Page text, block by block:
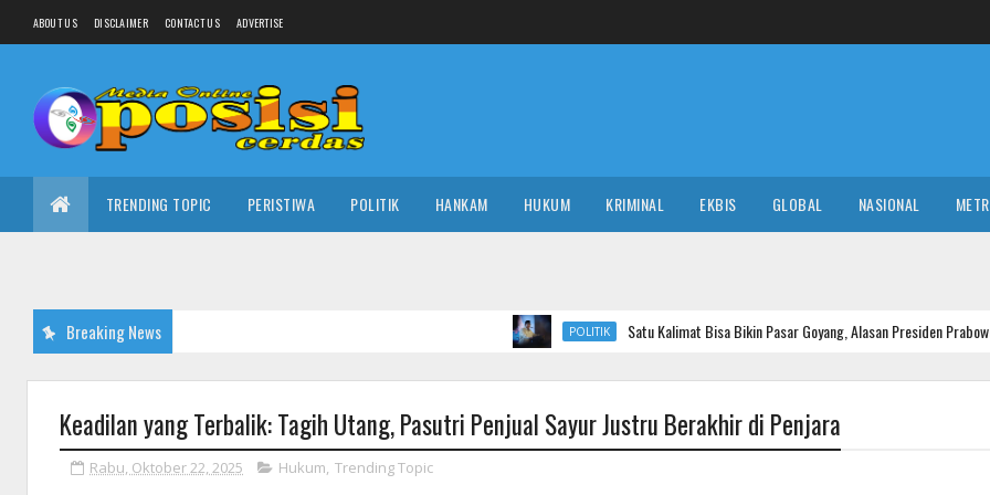
ABOUT US DISCLAIMER CONTACT US ADVERTISE
TRENDING TOPIC PERISTIWA POLITIK HANKAM HUKUM KRIMINAL EKBIS GLOBAL NASIONAL
Breaking News Satu Kalimat Bisa Bikin Pasar Goyang, Alasan Presiden Prabowo Perlu Pidato
Keadilan yang Terbalik: Tagih Utang, Pasutri Penjual Sayur Justru Berakhir di Penjara
Rabu, Oktober 22, 2025 Hukum, Trending Topic